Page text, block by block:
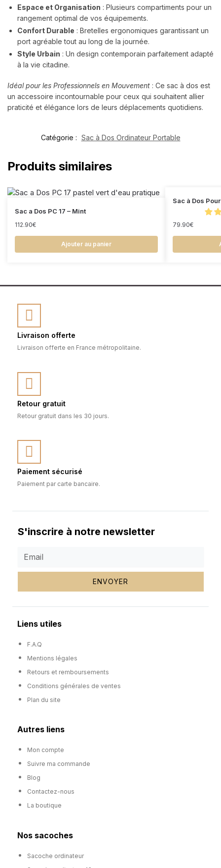
Espace et Organisation : Plusieurs compartiments pour un
rangement optimal de vos équipements.
Confort Durable : Bretelles ergonomiques garantissant un
port agréable tout au long de la journée.
Style Urbain : Un design contemporain parfaitement adapté
à la vie citadine.
Idéal pour les Professionnels en Mouvement : Ce sac à dos est
un accessoire incontournable pour ceux qui souhaitent allier
praticité et élégance lors de leurs déplacements quotidiens.
Catégorie : Sac à Dos Ordinateur Portable
Produits similaires
Sac a Dos PC 17 – Mint
112.90€
Ajouter au panier
Sac à Dos
79.90€
Livraison offerte
Livraison offerte en France métropolitaine.
Retour gratuit
Retour gratuit dans les 30 jours.
Paiement sécurisé
Paiement par carte bancaire.
S'inscrire à notre newsletter
ENVOYER
Liens utiles
F.A.Q
Mentions légales
Retours et remboursements
Conditions générales de ventes
Plan du site
Autres liens
Mon compte
Suivre ma commande
Blog
Contactez-nous
La boutique
Nos sacoches
Sacoche ordinateur